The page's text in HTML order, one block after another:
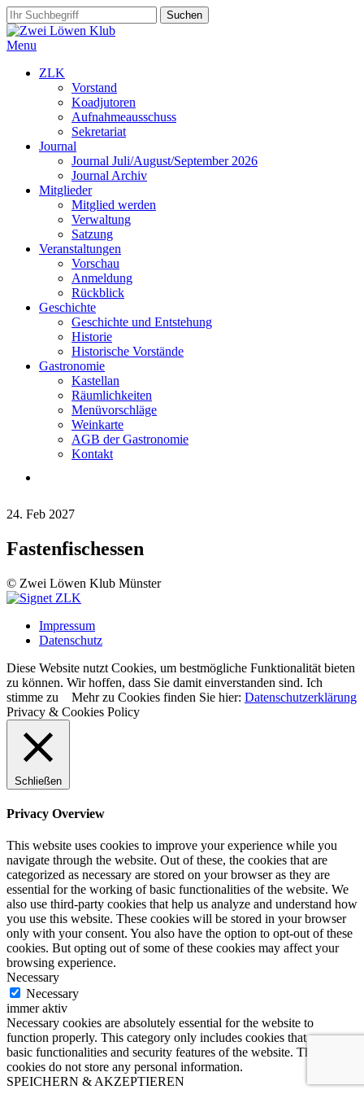
Menu
ZLK
Vorstand
Koadjutoren
Aufnahmeausschuss
Sekretariat
Journal
Journal Juli/August/September 2026
Journal Archiv
Mitglieder
Mitglied werden
Verwaltung
Satzung
Veranstaltungen
Vorschau
Anmeldung
Rückblick
Geschichte
Geschichte und Entstehung
Historie
Historische Vorstände
Gastronomie
Kastellan
Räumlichkeiten
Menüvorschläge
Weinkarte
AGB der Gastronomie
Kontakt
24. Feb 2027
Fastenfischessen
© Zwei Löwen Klub Münster
Impressum
Datenschutz
Diese Website nutzt Cookies, um bestmögliche Funktionalität bieten
zu können. Wir hoffen, dass Sie damit einverstanden sind. Ich
stimme zu Mehr zu Cookies finden Sie hier: Datenschutzerklärung
Privacy & Cookies Policy
Schließen
Privacy Overview
This website uses cookies to improve your experience while you
navigate through the website. Out of these, the cookies that are
categorized as necessary are stored on your browser as they are
essential for the working of basic functionalities of the website. We
also use third-party cookies that help us analyze and understand how
you use this website. These cookies will be stored in your browser
only with your consent. You also have the option to opt-out of these
cookies. But opting out of some of these cookies may affect your
browsing experience.
Necessary
Necessary
immer aktiv
Necessary cookies are absolutely essential for the website to
function properly. This category only includes cookies that ensures
basic functionalities and security features of the website. These
cookies do not store any personal information.
SPEICHERN & AKZEPTIEREN